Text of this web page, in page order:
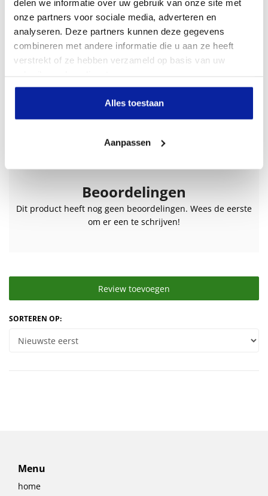
delen we informatie over uw gebruik van onze site met
onze partners voor sociale media, adverteren en
analyseren. Deze partners kunnen deze gegevens
combineren met andere informatie die u aan ze heeft
verstrekt of ze hebben verzameld op basis van uw
Alles toestaan
Aanpassen
Alpaca sokken met motief hut - rood
(6)
€24,95
Alpaca sokken met motief fiesta - grijs
(1)
€ 24,95
Alpaca sokken met motief fiesta - wit
(1)
€24,95 € 17,95
Beoordelingen
Dit product heeft nog geen beoordelingen. Wees de eerste
om er een te schrijven!
SORTEREN OP:
Review toevoegen
Menu
home